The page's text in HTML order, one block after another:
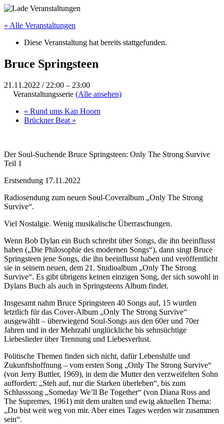
« Alle Veranstaltungen
Diese Veranstaltung hat bereits stattgefunden.
Bruce Springsteen
21.11.2022 / 22:00 – 23:00
Veranstaltungsserie (Alle ansehen)
« Rund ums Kap Hoorn
Brückner Beat »
Der Soul-Suchende Bruce Springsteen: Only The Strong Survive
Teil 1
Erstsendung 17.11.2022
Radiosendung zum neuen Soul-Coveralbum „Only The Strong
Survive“.
Viel Nostalgie. Wenig musikalische Überraschungen.
Wenn Bob Dylan ein Buch schreibt über Songs, die ihn beeinflusst
haben („Die Philosophie des modernen Songs“), dann singt Bruce
Springsteen jene Songs, die ihn beeinflusst haben und veröffentlicht
sie in seinem neuen, dem 21. Studioalbum „Only The Strong
Survive“. Es gibt übrigens keinen einzigen Song, der sich sowohl in
Dylans Buch als auch in Springsteens Album findet.
Insgesamt nahm Bruce Springsteen 40 Songs auf, 15 wurden
letztlich für das Cover-Album „Only The Strong Survive“
ausgewählt – überwiegend Soul-Songs aus den 60er und 70er
Jahren und in der Mehrzahl unglückliche bis sehnsüchtige
Liebeslieder über Trennung und Liebesverlust.
Politische Themen finden sich nicht, dafür Lebenshilfe und
Zukunftshoffnung – vom ersten Song „Only The Strong Survive“
(von Jerry Buttler, 1969), in dem die Mutter den verzweifelten Sohn
auffordert: „Steh auf, nur die Starken überleben“, bis zum
Schlusssong „Someday We’ll Be Together“ (von Diana Ross and
The Supremes, 1961) mit dem uralten und ewig aktuellen Thema:
„Du bist weit weg von mir. Aber eines Tages werden wir zusammen
sein“.